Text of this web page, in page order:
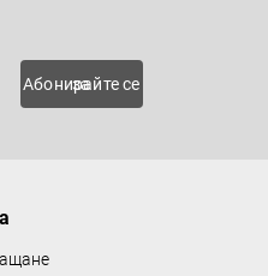
Абонирайте се за